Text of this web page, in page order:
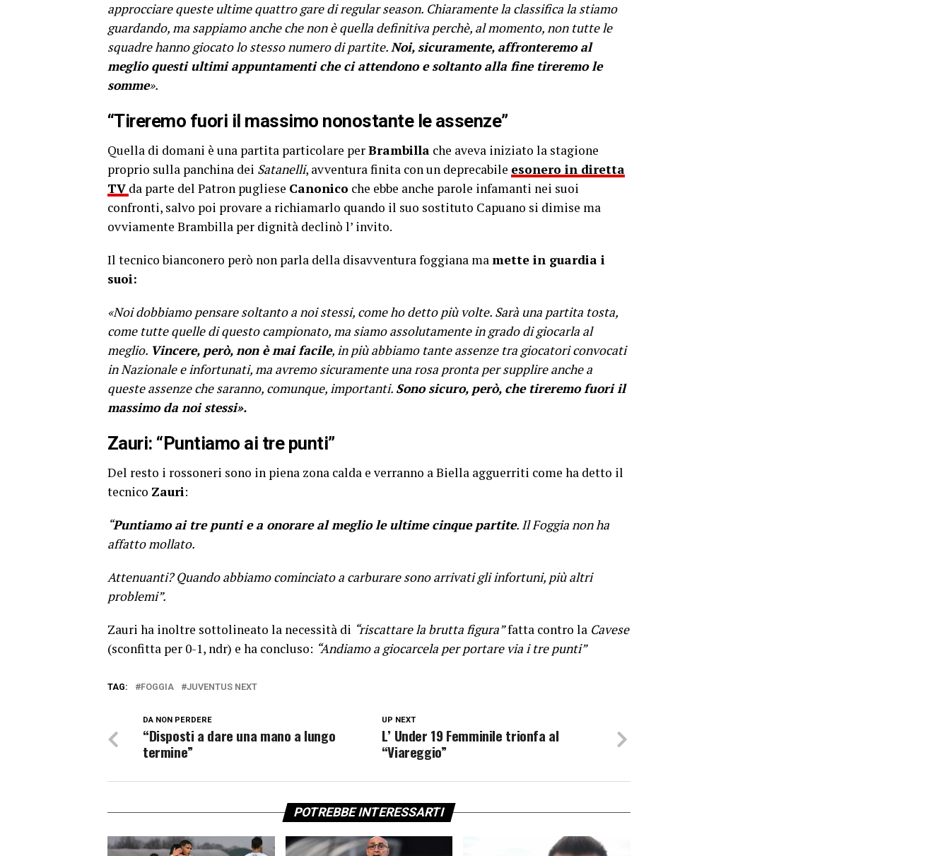
approcciare queste ultime quattro gare di regular season. Chiaramente la classifica la stiamo
guardando, ma sappiamo anche che non è quella definitiva perchè, al momento, non tutte le
squadre hanno giocato lo stesso numero di partite.Noi, sicuramente, affronteremo al
meglio questi ultimi appuntamenti che ci attendono e soltanto alla fine tireremo le
somme».
“Tireremo fuori il massimo nonostante le assenze”
Quella di domani è una partita particolare perBrambilla che aveva iniziato la stagione
proprio sulla panchina dei Satanelli, avventura finita con un deprecabile esonero in diretta
TV da parte del Patron pugliese Canonico che ebbe anche parole infamanti nei suoi
confronti, salvo poi provare a richiamarlo quando il suo sostituto Capuano si dimise ma
ovviamente Brambilla per dignità declinò l’ invito.
Il tecnico bianconero però non parla della disavventura foggiana mamette in guardia i
suoi:
«Noi dobbiamo pensare soltanto a noi stessi, come ho detto più volte. Sarà una partita tosta,
come tutte quelle di questo campionato, ma siamo assolutamente in grado di giocarla al
meglio. Vincere, però, non è mai facile, in più abbiamo tante assenze tra giocatori convocati
in Nazionale e infortunati, ma avremo sicuramente una rosa pronta per supplire anche a
queste assenze che saranno, comunque, importanti. Sono sicuro, però, che tireremo fuori il
massimo da noi stessi».
Zauri: “Puntiamo ai tre punti”
Del resto i rossoneri sono in piena zona calda e verranno a Biella agguerriti come ha detto il
tecnico Zauri:
“Puntiamo ai tre punti e a onorare al meglio le ultime cinque partite. Il Foggia non ha
affatto mollato.
Attenuanti? Quando abbiamo cominciato a carburare sono arrivati gli infortuni, più altri
problemi”.
Zauri ha inoltre sottolineato la necessità di “riscattare la brutta figura”fatta contro la Cavese
(sconfitta per 0-1, ndr) e ha concluso: “Andiamo a giocarcela per portare via i tre punti”
TAG: FOGGIA JUVENTUS NEXT
UP NEXT
L’ Under 19 Femminile trionfa al
“Viareggio”
DA NON PERDERE
“Disposti a dare una mano a lungo
termine”
POTREBBE INTERESSARTI